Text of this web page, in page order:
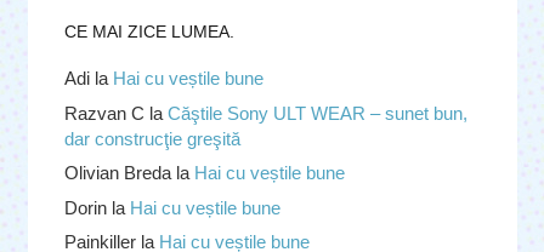
CE MAI ZICE LUMEA.
Adila Hai cu veștile bune
Razvan C la Căştile Sony ULT WEAR – sunet bun,
dar construcţie greşită
Olivian Bredala Hai cu veștile bune
Dorinla Hai cu veștile bune
Painkillerla Hai cu veștile bune